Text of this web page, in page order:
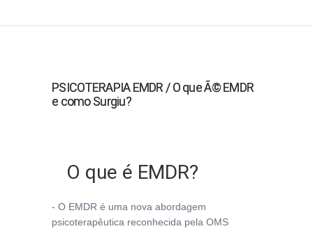
PSICOTERAPIA EMDR / O que Ã© EMDR
e como Surgiu?
O que é EMDR?
- O EMDR é uma nova abordagem
psicoterapêutica reconhecida pela OMS